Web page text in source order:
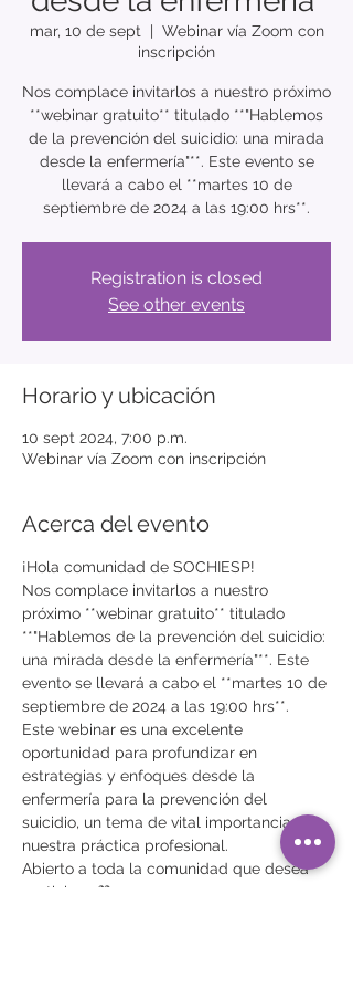
mar, 10 de sept
  |
Webinar vía Zoom con
inscripción
Nos complace invitarlos a nuestro próximo
**webinar gratuito** titulado **"Hablemos
de la prevención del suicidio: una mirada
desde la enfermería"**. Este evento se
llevará a cabo el **martes 10 de
Registration is closed
See other events
Horario y ubicación
10 sept 2024, 7:00 p.m.
Webinar vía Zoom con inscripción
Acerca del evento
¡Hola comunidad de SOCHIESP!
Nos complace invitarlos a nuestro
próximo **webinar gratuito** titulado
**"Hablemos de la prevención del suicidio:
una mirada desde la enfermería"**. Este
evento se llevará a cabo el **martes 10 de
septiembre de 2024 a las 19:00 hrs**.
Este webinar es una excelente
oportunidad para profundizar en
estrategias y enfoques desde la
enfermería para la prevención del
suicidio, un tema de vital importancia en
nuestra práctica profesional.
Abierto a toda la comunidad que desea
participar 💜